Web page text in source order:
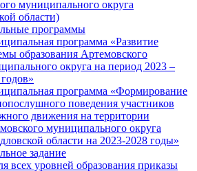
муниципального округа
области)
программы
программа «Развитие
образования Артемовского
округа на период 2023 –
программа «Формирование
поведения участников
движения на территории
муниципального округа
области на 2023-2028 годы»
задание
уровней образования приказы